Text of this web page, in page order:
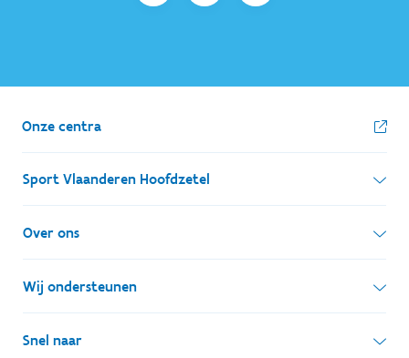
Onze centra
Sport Vlaanderen Hoofdzetel
Simon Bolivarlaan 17
1000 Brussel
Ondernemingsnummer: BE 0248.142.826
Over ons
Wie zijn we, wat doen we
Onze centra
Wij ondersteunen
Lokale besturen
Snel naar